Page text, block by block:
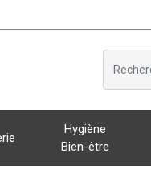
Hygiène
Bien-être